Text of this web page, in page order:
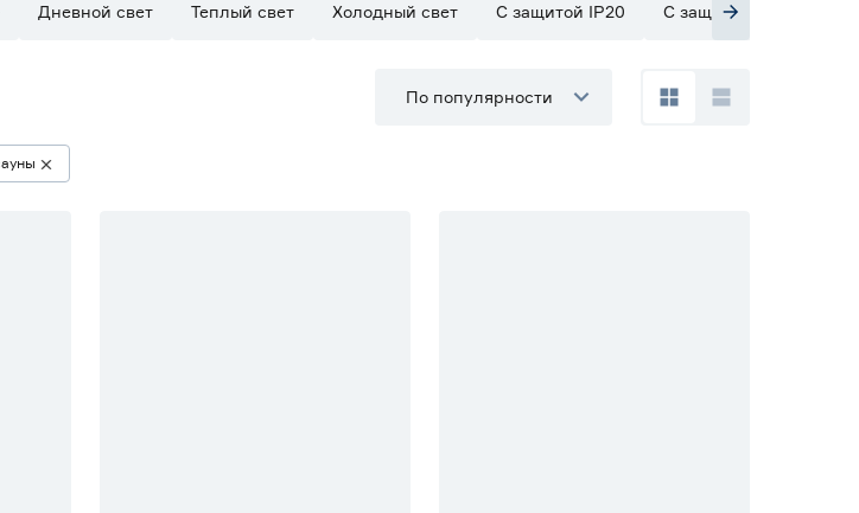
Дневной свет Теплый свет Холодный свет С защитой IP20 С защитой IP33
По популярности